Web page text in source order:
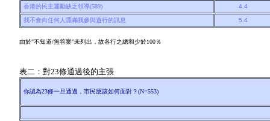
香港的民主運動缺乏領導(589) 4.4
我不會向任何人隱瞞我參與遊行的訊息 5.4
由於"不知道/無答案"未列出，故各行之總和少於100％
表二：對23條通過後的主張
你認為23條一旦通過，市民應該如何面對？(N=553)